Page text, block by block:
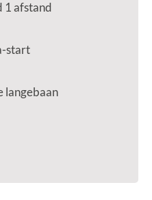
1 afstand
start
langebaan